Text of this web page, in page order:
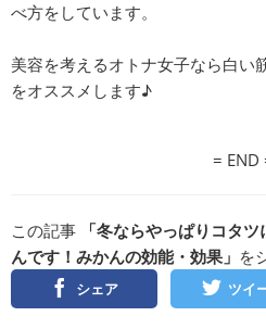
べ方をしています。
美容を考えるオトナ女子なら白い
をオススメします♪
= END
この記事
「冬ならやっぱりコタ
んです！みかんの効能・効果」 を
シェア ツイ